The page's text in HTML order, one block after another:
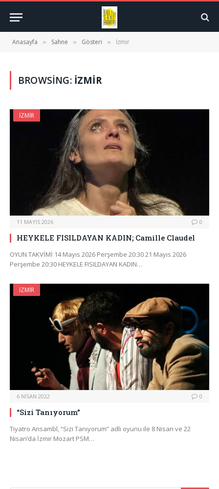
Anasayfa » Sahne » Gösteri » İzmir
BROWSING: İZMIR
İZMIR
11 MAYIS 2026 0
HEYKELE FISILDAYAN KADIN; Camille Claudel
OYUN TAKVİMİ 14 Mayıs 2026 Perşembe 20:30 21 Mayıs 2026
Perşembe 20:30 HEYKELE FISILDAYAN KADIN…
İZMIR
6 NISAN 2022 0
“Sizi Tanıyorum”
Tiyatro Ansambl, “Sizi Tanıyorum” adlı oyunu ile 8 Nisan ve 22
Nisan’da İzmir Mozart PSM…